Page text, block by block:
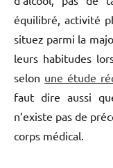
équilibré, activité
situez parmi la
leurs habitudes
selon une étude
faut dire aussi
n’existe pas de
corps médical.